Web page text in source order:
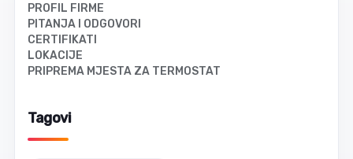
PROFIL FIRME
PITANJA I ODGOVORI
CERTIFIKATI
LOKACIJE
PRIPREMA MJESTA ZA TERMOSTAT
Tagovi